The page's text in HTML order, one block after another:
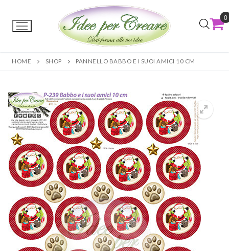
0
HOME SHOP PANNELLO BABBO E I SUOI AMICI 10 CM